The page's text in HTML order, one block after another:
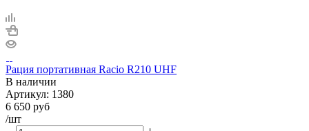
Рация портативная Racio R210 UHF
В наличии
Артикул: 1380
6 650 руб
/шт